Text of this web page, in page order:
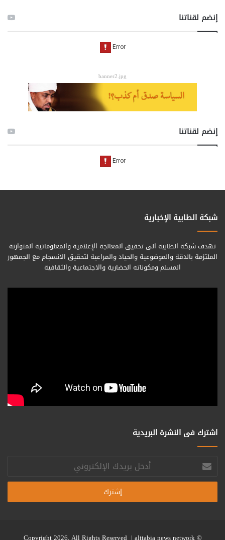
إنضم لقناتنا
banner2.jpg
إنضم لقناتنا
شبكة الطابية الإخبارية
تهدف شبكة الطابية الى تحقيق المعالجة الإعلامية والمعلوماتية المتوازنة
الملتزمة بالدقة والموضوعية والحياد والمراعية لتحقيق الانسجام مع الجمهور
المسلم ومكوناته الحضارية والاجتماعية والثقافية
اشترك فى النشرة البريدية
أدخل
بريدك
الإلكتروني